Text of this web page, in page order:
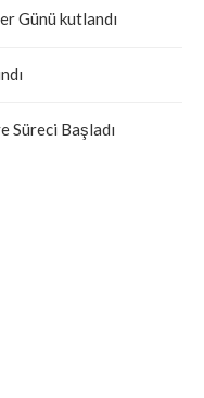
Günü kutlandı
Süreci Başladı